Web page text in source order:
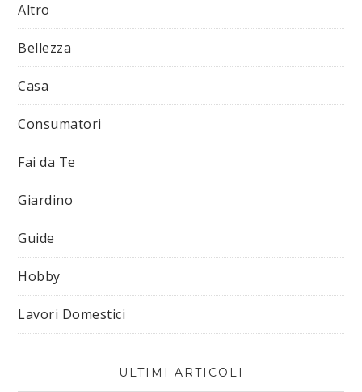
Altro
Bellezza
Casa
Consumatori
Fai da Te
Giardino
Guide
Hobby
Lavori Domestici
ULTIMI ARTICOLI